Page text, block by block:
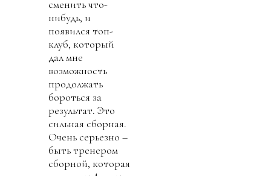
сменить что-
нибудь, и
появился топ-
клуб, который
дал мне
возможность
продолжать
бороться за
результат. Это
сильная сборная.
Очень серьезно –
быть тренером
сборной, которая